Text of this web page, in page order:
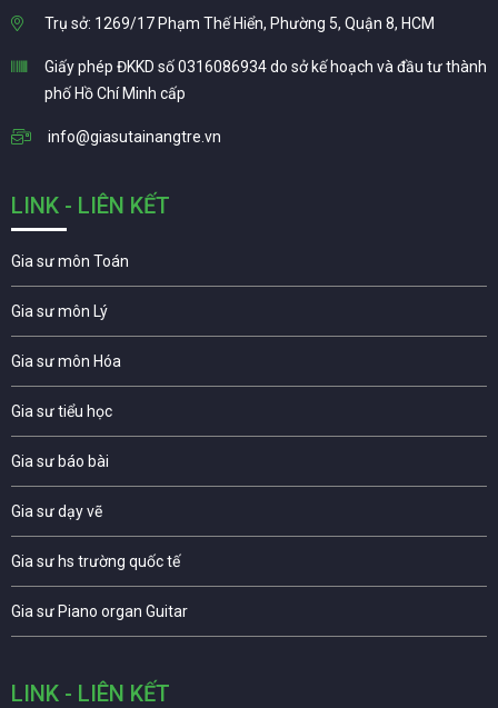
Trụ sở: 1269/17 Phạm Thế Hiển, Phường 5, Quận 8, HCM
Giấy phép ĐKKD số 0316086934 do sở kế hoạch và đầu tư thành
phố Hồ Chí Minh cấp
info@giasutainangtre.vn
LINK - LIÊN KẾT
Gia sư môn Toán
Gia sư môn Lý
Gia sư môn Hóa
Gia sư tiểu học
Gia sư báo bài
Gia sư dạy vẽ
Gia sư hs trường quốc tế
Gia sư Piano organ Guitar
LINK - LIÊN KẾT